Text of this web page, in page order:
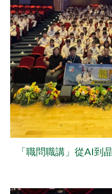
「職問職講」從AI到